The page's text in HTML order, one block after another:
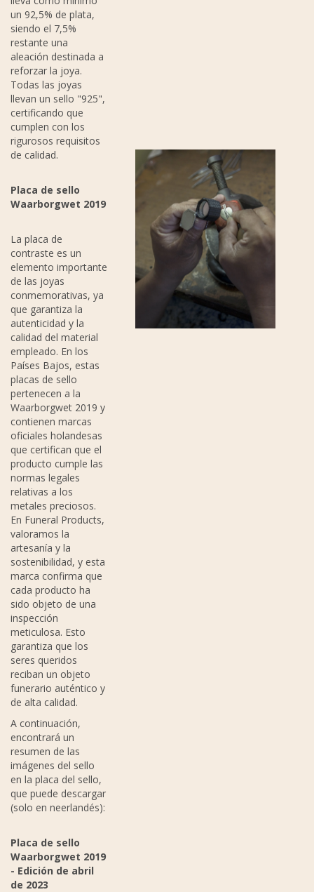
un 92,5% de plata,
siendo el 7,5%
restante una
aleación destinada a
reforzar la joya.
Todas las joyas
llevan un sello "925",
certificando que
cumplen con los
rigurosos requisitos
de calidad.
Placa de sello
Waarborgwet 2019
La placa de
contraste es un
elemento importante
de las joyas
conmemorativas, ya
que garantiza la
autenticidad y la
calidad del material
empleado. En los
Países Bajos, estas
placas de sello
pertenecen a la
Waarborgwet 2019 y
contienen marcas
oficiales holandesas
que certifican que el
producto cumple las
normas legales
relativas a los
metales preciosos.
En Funeral Products,
valoramos la
artesanía y la
sostenibilidad, y esta
marca confirma que
cada producto ha
sido objeto de una
inspección
meticulosa. Esto
garantiza que los
seres queridos
reciban un objeto
funerario auténtico y
de alta calidad.
A continuación,
encontrará un
resumen de las
imágenes del sello
en la placa del sello,
que puede descargar
(solo en neerlandés):
Placa de sello
Waarborgwet 2019
- Edición de abril
de 2023